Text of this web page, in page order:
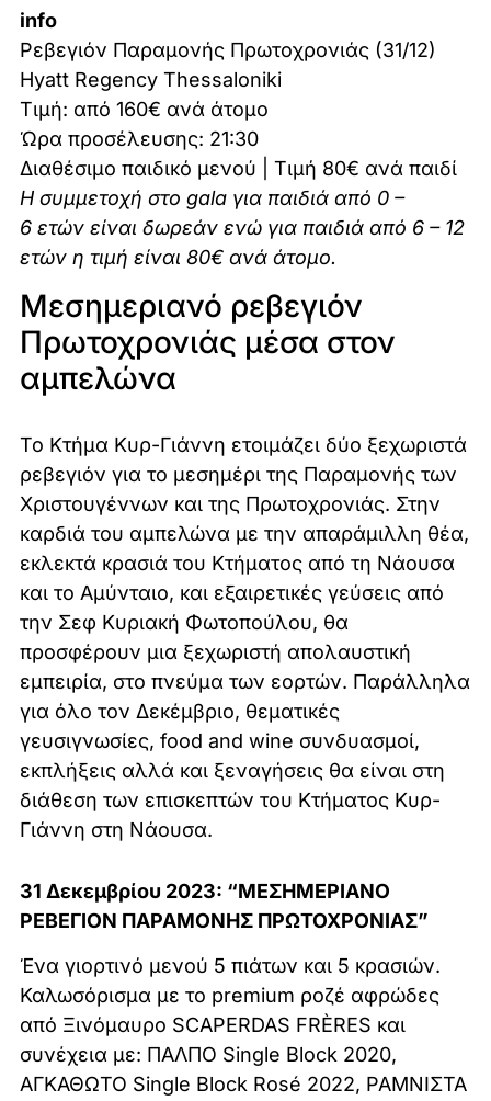
info
Ρεβεγιόν Παραμονής Πρωτοχρονιάς (31/12)
Hyatt Regency Thessaloniki
Τιμή: από 160€ ανά άτομο
Ώρα προσέλευσης: 21:30
Διαθέσιμο παιδικό μενού | Τιμή 80€ ανά παιδί
Η συμμετοχή στο gala για παιδιά από 0 –
6 ετών είναι δωρεάν ενώ για παιδιά από 6 – 12
ετών η τιμή είναι 80€ ανά άτομο.
Μεσημεριανό ρεβεγιόν
Πρωτοχρονιάς μέσα στον
αμπελώνα
Το Κτήμα Κυρ-Γιάννη ετοιμάζει δύο ξεχωριστά
ρεβεγιόν για το μεσημέρι της Παραμονής των
Χριστουγέννων και της Πρωτοχρονιάς. Στην
καρδιά του αμπελώνα με την απαράμιλλη θέα,
εκλεκτά κρασιά του Κτήματος από τη Νάουσα
και το Αμύνταιο, και εξαιρετικές γεύσεις από
την Σεφ Κυριακή Φωτοπούλου, θα
προσφέρουν μια ξεχωριστή απολαυστική
εμπειρία, στο πνεύμα των εορτών. Παράλληλα
για όλο τον Δεκέμβριο, θεματικές
γευσιγνωσίες, food and wine συνδυασμοί,
εκπλήξεις αλλά και ξεναγήσεις θα είναι στη
διάθεση των επισκεπτών του Κτήματος Κυρ-
Γιάννη στη Νάουσα.
31 Δεκεμβρίου 2023: “ΜΕΣΗΜΕΡΙΑΝΟ
ΡΕΒΕΓΙΟΝ ΠΑΡΑΜΟΝΗΣ ΠΡΩΤΟΧΡΟΝΙΑΣ”
Ένα γιορτινό μενού 5 πιάτων και 5 κρασιών.
Καλωσόρισμα με το premium ροζέ αφρώδες
από Ξινόμαυρο SCAPERDAS FRÈRES και
συνέχεια με: ΠΑΛΠΟ Single Block 2020,
ΑΓΚΑΘΩΤΟ Single Block Rosé 2022, ΡΑΜΝΙΣΤΑ